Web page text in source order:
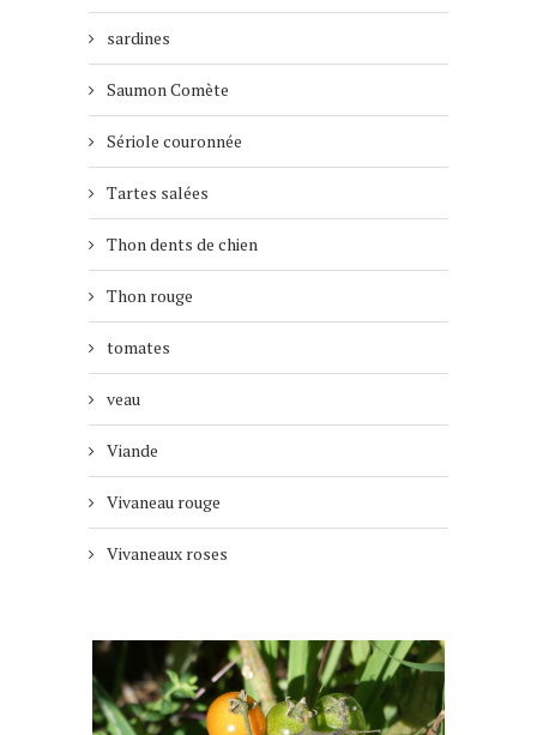
sardines
Saumon Comète
Sériole couronnée
Tartes salées
Thon dents de chien
Thon rouge
tomates
veau
Viande
Vivaneau rouge
Vivaneaux roses